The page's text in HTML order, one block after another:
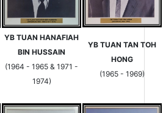
YB TUAN HANAFIAH
BIN HUSSAIN
(1964 - 1965 & 1971 -
1974)
YB TUAN TAN TOH
HONG
(1965 - 1969)